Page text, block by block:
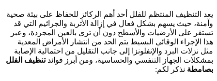
يعد التنظيف المنتظم للفلل أحد أهم الركائز للحفاظ على بيئة صحية
وآمنة، حيث يسهم بشكل فعال في إزالة الأتربة والجراثيم التي قد
تستقر على الأرضيات والأسطح دون أن ترى بالعين المجردة، وعبر
هذا الإجراء الوقائي البسيط يتم الحد من انتشار الأمراض المعدية
مثل نزلات البرد والإنفلونزا إلى جانب التقليل من احتمالية الإصابة
بمشكلات الجهاز التنفسي والحساسية، ومن أبرز فوائدتنظيف الفلل
بصامطة نذكر لكم: